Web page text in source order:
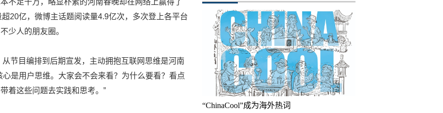
不足千万，略显朴素的河南春晚却在网络上赢得了
20亿，微博主话题阅读量4.9亿次，多次登上各平台
少人的朋友圈。
节目编排到后期宣发，主动拥抱互联网思维是河南
是用户思维。大家会不会来看？为什么要看？看点
着这些问题去实践和思考。”
“ChinaCool”成为海外热词